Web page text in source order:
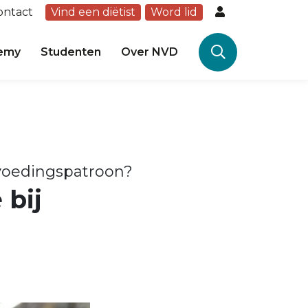
Vind een diëtist Word lid
Studenten Over NVD
bij